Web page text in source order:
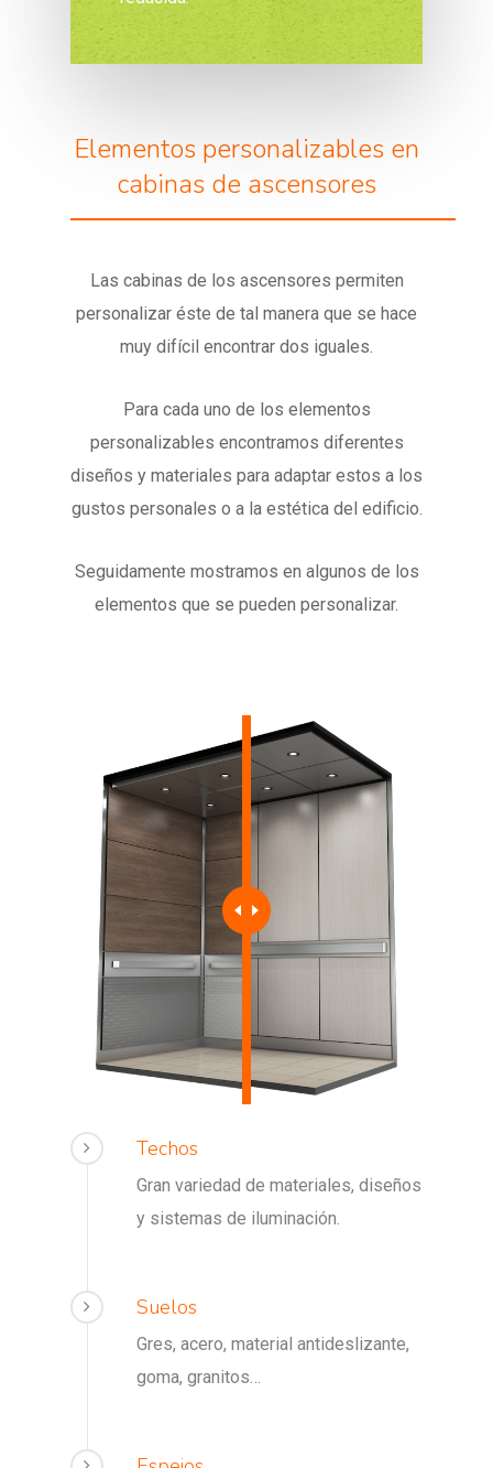
Elementos personalizables en
cabinas de ascensores
Las cabinas de los ascensores permiten
personalizar éste de tal manera que se hace
muy difícil encontrar dos iguales.
Para cada uno de los elementos
personalizables encontramos diferentes
diseños y materiales para adaptar estos a los
gustos personales o a la estética del edificio.
Seguidamente mostramos en algunos de los
elementos que se pueden personalizar.
Techos
Gran variedad de materiales, diseños
y sistemas de iluminación.
Suelos
Gres, acero, material antideslizante,
goma, granitos…